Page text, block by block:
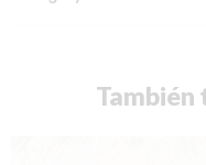
También